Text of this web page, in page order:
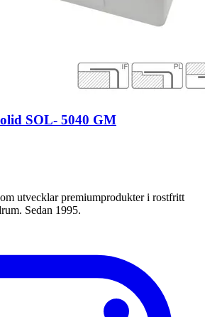
SOL- 5040 GM
utvecklar premiumprodukter i rostfritt
Sedan 1995.